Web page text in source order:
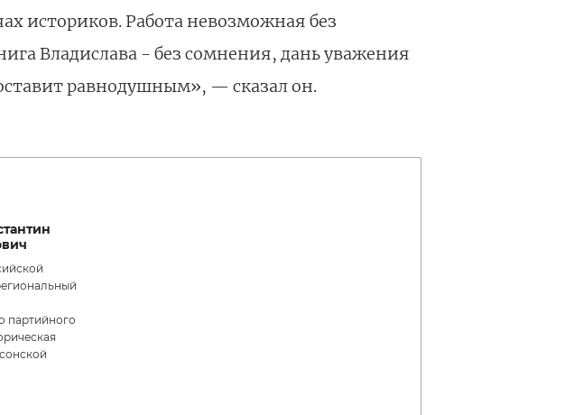
историков. Работа невозможная без
Владислава - без сомнения, дань уважения
равнодушным», — сказал он.
партийного